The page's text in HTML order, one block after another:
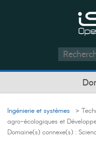
Ingénierie et systèmes >
agro-écologiques et
Domaine(s) connexe(s) :